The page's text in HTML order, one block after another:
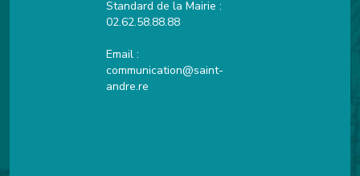
Standard de la Mairie :
02.62.58.88.88
Email :
communication@saint-
andre.re